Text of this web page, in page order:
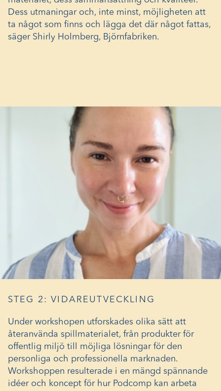
Dess utmaningar och, inte minst, möjligheten att
ta något som finns och lägga det där något fattas,
säger Shirly Holmberg, Björnfabriken.
STEG 2: VIDAREUTVECKLING
Under workshopen utforskades olika sätt att
återanvända spillmaterialet, från produkter för
offentlig miljö till möjliga lösningar för den
personliga och professionella marknaden.
Workshoppen resulterade i en mängd spännande
idéer och koncept för hur Podcomp kan arbeta